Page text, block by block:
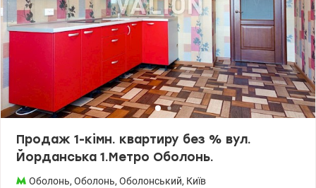
природою та сучасним ритмом життя. Ціна: 153000 у.о. Тетяна
моб. 0664863383 , valion.ua/1138957 .
Продаж 1-кiмн. квартиру без % вул.
Йорданська 1.Метро Оболонь.
Оболонь, Оболонь, Оболонський, Київ